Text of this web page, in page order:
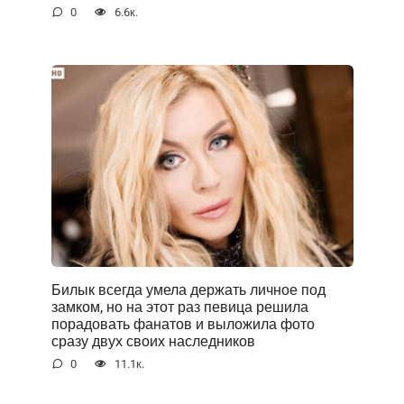
0 6.6к.
Билык всегда умела держать личное под
замком, но на этот раз певица решила
порадовать фанатов и выложила фото
сразу двух своих наследников
0 11.1к.